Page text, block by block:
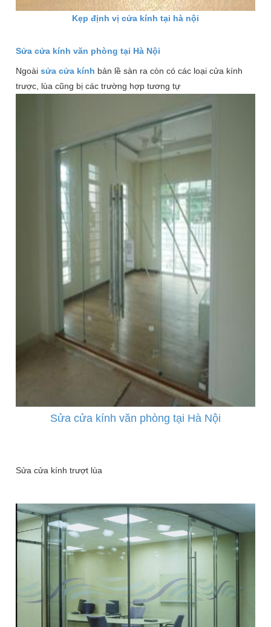
Kẹp định vị cửa kính tại hà nội
Sửa cửa kính văn phòng tại Hà Nội
Ngoài sửa cửa kính bản lề sàn ra còn có các loại cửa kính
trược, lùa cũng bị các trường hợp tương tự
Sửa cửa kính văn phòng tại Hà Nội
Sửa cửa kính trượt lùa